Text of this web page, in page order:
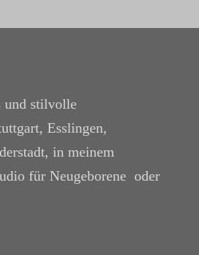
und stilvolle
Esslingen,
in meinem
für Neugeborene oder